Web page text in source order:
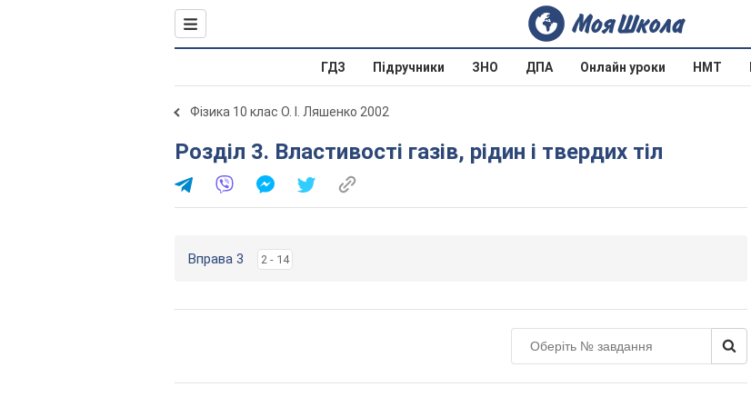
ГДЗ Підручники ЗНО ДПА Онлайн уроки НМТ
Фізика 10 клас О. І. Ляшенко 2002
Розділ 3. Властивості газів, рідин і твердих тіл
Вправа 3 2 - 14